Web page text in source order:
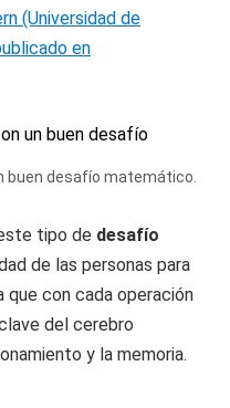
(Universidad de
en
buen desafío matemático.
tipo de desafío
de las personas para
que con cada operación
del cerebro
y la memoria.